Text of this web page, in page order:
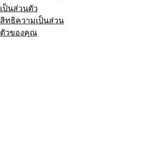
เป็นส่วนตัว
สิทธิความเป็นส่วน
ตัวของคุณ